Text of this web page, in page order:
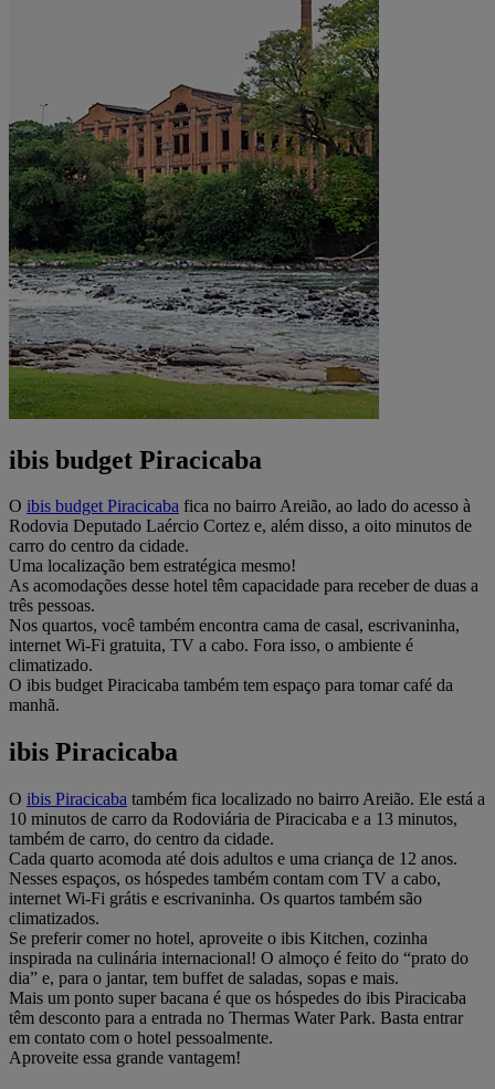
ibis budget Piracicaba
O ibis budget Piracicaba fica no bairro Areião, ao lado do acesso à
Rodovia Deputado Laércio Cortez e, além disso, a oito minutos de
carro do centro da cidade.
Uma localização bem estratégica mesmo!
As acomodações desse hotel têm capacidade para receber de duas a
três pessoas.
Nos quartos, você também encontra cama de casal, escrivaninha,
internet Wi-Fi gratuita, TV a cabo. Fora isso, o ambiente é
climatizado.
O ibis budget Piracicaba também tem espaço para tomar café da
manhã.
ibis Piracicaba
O ibis Piracicaba também fica localizado no bairro Areião. Ele está a
10 minutos de carro da Rodoviária de Piracicaba e a 13 minutos,
também de carro, do centro da cidade.
Cada quarto acomoda até dois adultos e uma criança de 12 anos.
Nesses espaços, os hóspedes também contam com TV a cabo,
internet Wi-Fi grátis e escrivaninha. Os quartos também são
climatizados.
Se preferir comer no hotel, aproveite o ibis Kitchen, cozinha
inspirada na culinária internacional! O almoço é feito do “prato do
dia” e, para o jantar, tem buffet de saladas, sopas e mais.
Mais um ponto super bacana é que os hóspedes do ibis Piracicaba
têm desconto para a entrada no Thermas Water Park. Basta entrar
em contato com o hotel pessoalmente.
Aproveite essa grande vantagem!